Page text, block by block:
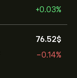
+0.03%
76.52‎$‎
-0.14%